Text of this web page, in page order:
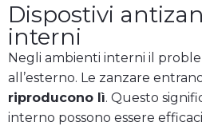
Dispostivi
interni
Negli ambienti interni il
all’esterno. Le zanzare
riproducono lì. Questo
interno possono essere